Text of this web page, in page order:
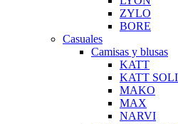
ZYLO
BORE
Casuales
Camisas y blusas
KATT
KATT
MAKO
MAX
NARVI